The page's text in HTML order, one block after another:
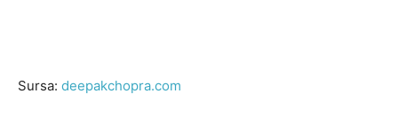
Sursa: deepakchopra.com